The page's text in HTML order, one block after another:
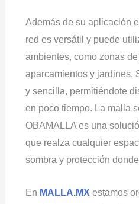
Además de su aplicación
red es versátil y puede
ambientes, como zonas
aparcamientos y jardines.
y sencilla, permitiéndote
en poco tiempo. La malla
OBAMALLA es una
que realza cualquier
sombra y protección
En MALLA.MX estamos